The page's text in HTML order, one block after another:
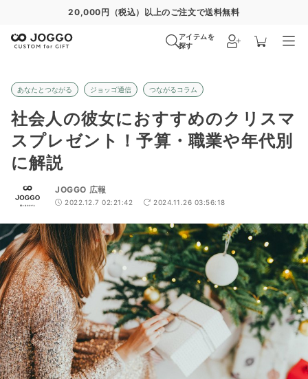
通常便 8/28 特急便 8/22 超特急便−
アイテムを
探す
あなたとつながる ジョッゴ通信 つながるコラム
社会人の彼女におすすめのクリスマ
スプレゼント！予算・職業や年代別
に解説
JOGGO 広報
2022.12.7 02:21:42 2024.11.26 03:56:18